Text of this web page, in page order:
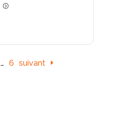
=
… 6 suivant